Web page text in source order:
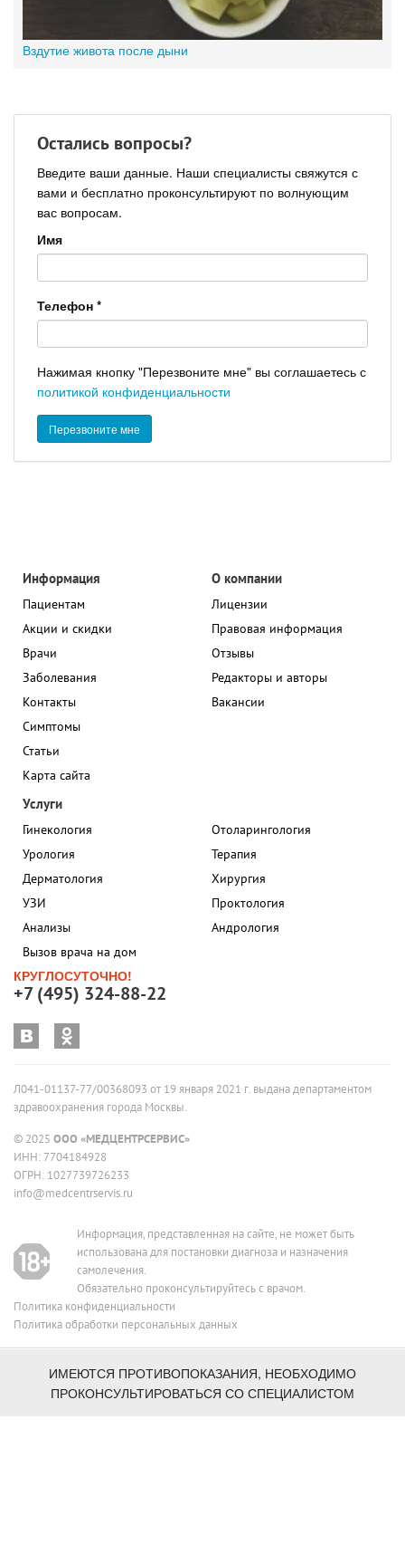
Сеть медицинских клиник в Москве
работаем с 1995 года
Вздутие живота после дыни
Остались вопросы?
Введите ваши данные. Наши специалисты свяжутся с
вами и бесплатно проконсультируют по волнующим
вас вопросам.
Имя
Телефон *
Нажимая кнопку "Перезвоните мне" вы соглашаетесь с
политикой конфиденциальности
Информация
Пациентам
Акции и скидки
Врачи
Заболевания
Контакты
Симптомы
Статьи
Карта сайта
О компании
Лицензии
Правовая информация
Отзывы
Редакторы и авторы
Вакансии
Услуги
Гинекология
Урология
Дерматология
УЗИ
Анализы
Вызов врача на дом
Отоларингология
Терапия
Хирургия
Проктология
Андрология
КРУГЛОСУТОЧНО!
+7 (495) 324-88-22
Л041-01137-77/00368093 от 19 января 2021 г. выдана департаментом
здравоохранения города Москвы.
© 2025 ООО «МЕДЦЕНТРСЕРВИС»
ИНН: 7704184928
ОГРН: 1027739726233
info@medcentrservis.ru
Информация, представленная на сайте, не может быть
использована для постановки диагноза и назначения
самолечения.
Обязательно проконсультируйтесь с врачом.
Политика конфиденциальности
Политика обработки персональных данных
ИМЕЮТСЯ ПРОТИВОПОКАЗАНИЯ, НЕОБХОДИМО
ПРОКОНСУЛЬТИРОВАТЬСЯ СО СПЕЦИАЛИСТОМ